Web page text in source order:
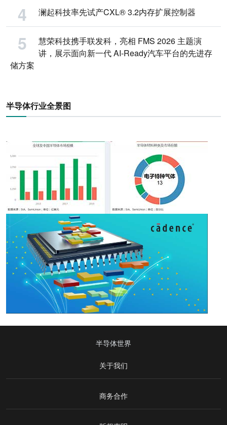
澜起科技率先试产CXL® 3.2内存扩展控制器
慧荣科技携手联发科，亮相 FMS 2026 主题演
讲，展示面向新一代 AI-Ready汽车平台的先进存
储方案
半导体行业全景图
半导体世界
关于我们
商务合作